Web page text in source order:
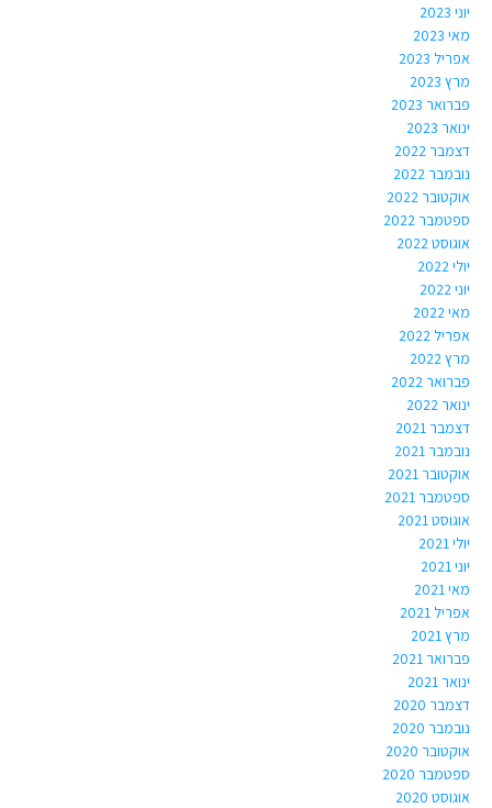
יוני 2023
מאי 2023
אפריל 2023
מרץ 2023
פברואר 2023
ינואר 2023
דצמבר 2022
נובמבר 2022
אוקטובר 2022
ספטמבר 2022
אוגוסט 2022
יולי 2022
יוני 2022
מאי 2022
אפריל 2022
מרץ 2022
פברואר 2022
ינואר 2022
דצמבר 2021
נובמבר 2021
אוקטובר 2021
ספטמבר 2021
אוגוסט 2021
יולי 2021
יוני 2021
מאי 2021
אפריל 2021
מרץ 2021
פברואר 2021
ינואר 2021
דצמבר 2020
נובמבר 2020
אוקטובר 2020
ספטמבר 2020
אוגוסט 2020